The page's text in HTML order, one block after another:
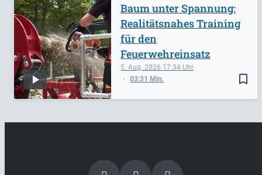
bookmark_border
5. Aug. 2026 17:34
03:31 Min.
Baum unter Spannung:
Realitätsnahes Training
für den
Feuerwehreinsatz